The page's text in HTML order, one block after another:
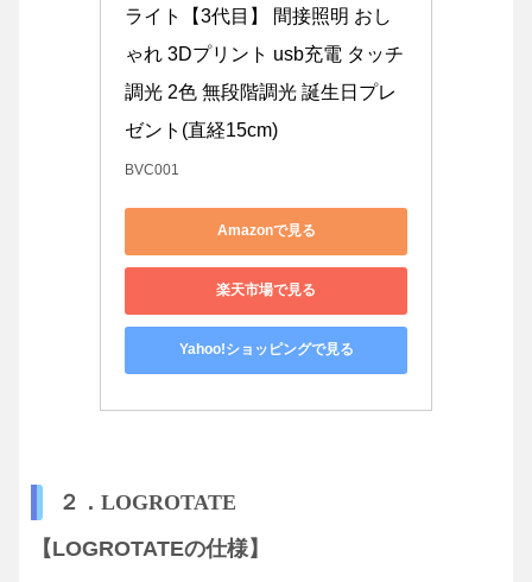
ライト【3代目】 間接照明 おし
ゃれ 3Dプリント usb充電 タッチ
調光 2色 無段階調光 誕生日プレ
ゼント(直経15cm)
BVC001
Amazonで見る
楽天市場で見る
Yahoo!ショッピングで見る
２．LOGROTATE
【LOGROTATEの仕様】